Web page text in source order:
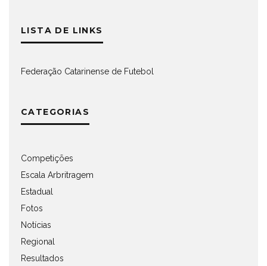
LISTA DE LINKS
Federação Catarinense de Futebol
CATEGORIAS
Competições
Escala Arbritragem
Estadual
Fotos
Notícias
Regional
Resultados